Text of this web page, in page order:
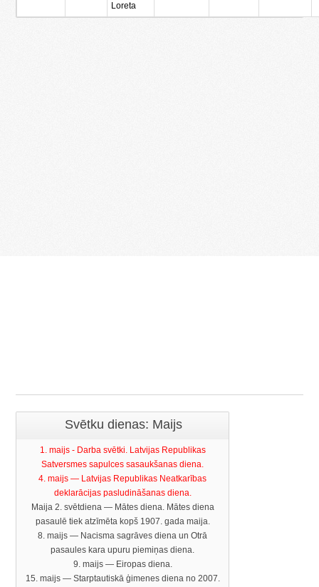
Loreta
Svētku dienas: Maijs
1. maijs - Darba svētki. Latvijas Republikas
Satversmes sapulces sasaukšanas diena.
4. maijs — Latvijas Republikas Neatkarības
deklarācijas pasludināšanas diena.
Maija 2. svētdiena — Mātes diena. Mātes diena
pasaulē tiek atzīmēta kopš 1907. gada maija.
8. maijs — Nacisma sagrāves diena un Otrā
pasaules kara upuru piemiņas diena.
9. maijs — Eiropas diena.
15. maijs — Starptautiskā ģimenes diena no 2007.